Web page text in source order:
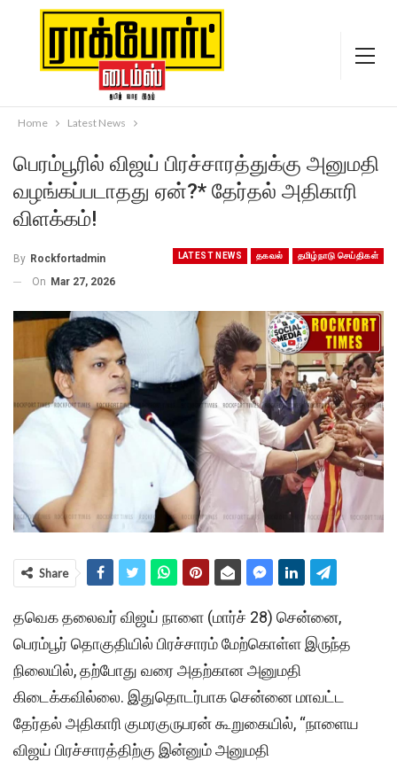
Home Latest News
பெரம்பூரில் விஜய் பிரச்சாரத்துக்கு அனுமதி
வழங்கப்படாதது ஏன்?* தேர்தல் அதிகாரி
விளக்கம்!
LATEST NEWS தகவல் தமிழ்நாடு செய்திகள்
By Rockfortadmin
On Mar 27, 2026
Share
தவெக தலைவர் விஜய் நாளை (மார்ச் 28) சென்னை,
பெரம்பூர் தொகுதியில் பிரச்சாரம் மேற்கொள்ள இருந்த
நிலையில், தற்போது வரை அதற்கான அனுமதி
கிடைக்கவில்லை. இதுதொடர்பாக சென்னை மாவட்ட
தேர்தல் அதிகாரி குமரகுருபரன் கூறுகையில், “நாளைய
விஜய் பிரச்சாரத்திற்கு இன்னும் அனுமதி